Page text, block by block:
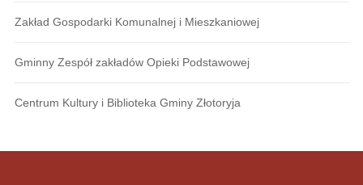
Zakład Gospodarki Komunalnej i Mieszkaniowej
Gminny Zespół zakładów Opieki Podstawowej
Centrum Kultury i Biblioteka Gminy Złotoryja